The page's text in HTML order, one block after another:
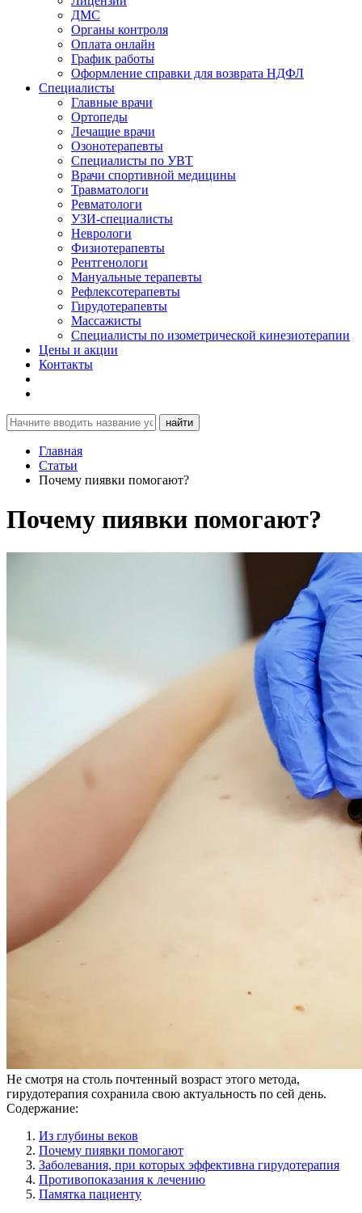
ДМС
Органы контроля
Оплата онлайн
График работы
Оформление справки для возврата НДФЛ
Специалисты
Главные врачи
Ортопеды
Лечащие врачи
Озонотерапевты
Специалисты по УВТ
Врачи спортивной медицины
Травматологи
Ревматологи
УЗИ-специалисты
Неврологи
Физиотерапевты
Рентгенологи
Мануальные терапевты
Рефлексотерапевты
Гирудотерапевты
Массажисты
Специалисты по изометрической кинезиотерапии
Цены и акции
Контакты
найти
Главная
Статьи
Почему пиявки помогают?
Почему пиявки помогают?
Не смотря на столь почтенный возраст этого метода,
гирудотерапия сохранила свою актуальность по сей день.
Содержание:
Из глубины веков
Почему пиявки помогают
Заболевания, при которых эффективна гирудотерапия
Противопоказания к лечению
Памятка пациенту